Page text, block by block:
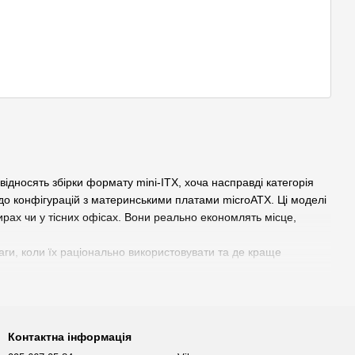
збірки формату mini-ITX, хоча насправді категорія
конфігурацій з материнськими платами microATX. Ці моделі
чи у тісних офісах. Вони реально економлять місце,
коли їх раціонально використовувати та де краще
Контактна інформація